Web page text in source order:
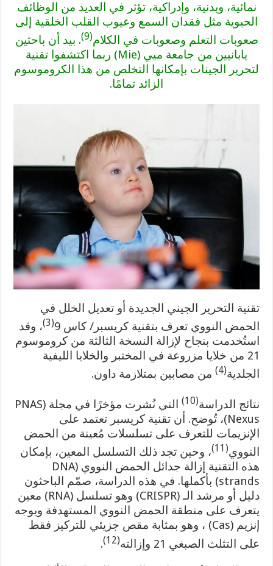
نمائية، وبدنية، وإدراكية، تؤثر في العديد من الوظائف
الحيوية مثل فقدان السمع وعيوب القلب الخلقية إلى
صعوبات التعلم وصعوبات في الكلام(9)
. بيد أن باحثين
يابانيين من جامعة ميي (Mie) ربما اكتشفوا تقنية
لتحرير الجينات بإمكانها التخلص من هذا الكروموسوم
الزائد تمامًا.
تقنية التحرير الجيني الجديدة أو تعديل الخلل في
الحمض النووي تعرف بتقنية كريسبر/ كاس 9 (3)
، وقد
استُخدمت بنجاح لإزالة النسخة الثالثة من كروموسوم
21 من خلايا مزروعة في المختبر والخلايا الليفية
الجلدية(4) من مصابين بمتلازمة داون.
نتائج الدراسة(10)
التي نُشرت مؤخرًا في مجلة (PNAS
Nexus)، تُوضح. أن تقنية كريسبر تعتمد على
الإنزيمات للتعرف على تسلسلات مُعينة من الحمض
النووي(11)
، وحين تجد ذلك التسلسل المعين، بإمكان
هذه التقنية إزالة جدائل الحمض النووي (DNA
strands) بأكملها. في هذه الدراسة، صمّم الباحثون
دليل أو مرشد الـ (CRISPR) وهو تسلسل (RNA) معين
يتعرف على منطقة الحمض النووي المستهدفة ويوجه
إنزيم (Cas) ، وهو بمثابة مقص جزيئي للتركيز فقط
على التثلث الصبغي 21 وإزالته
(12)
.